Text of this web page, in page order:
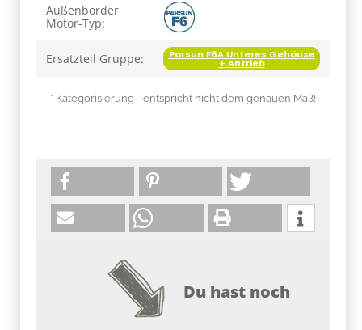
Produkteigenschaft
Wert
Außenborder
Motor-Typ:
Ersatzteil Gruppe: Parsun F6A Unteres Gehäuse
+ Antrieb
* Kategorisierung - entspricht nicht dem genauen Maß!
Du hast noch